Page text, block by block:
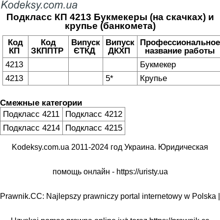
Подкласс КП 4213 Букмекеры (на скачках) и
крупье (банкомета)
Код
КП
Код
ЗКППТР
Випуск
ЄТКД
Випуск
ДКХП
Профессиональное
название работы
4213
Букмекер
4213
5* Крупье
Смежные категории
Подкласс 4211
Подкласс 4212
Подкласс 4214 Подкласс 4215
Kodeksy.com.ua 2011-2024 год Украина. Юридическая
помощь онлайн - https://uristy.ua
Prawnik.CC: Najlepszy prawniczy portal internetowy w Polska |